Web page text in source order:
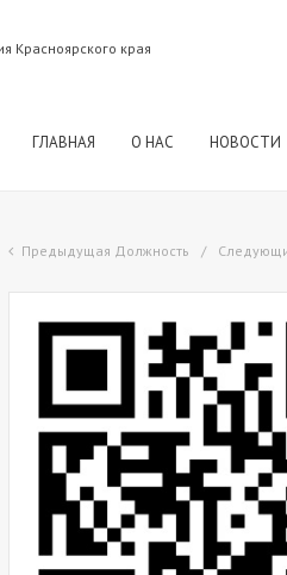
Красноярского края
ГЛАВНАЯ О НАС НОВОСТИ
Предыдущая Должность